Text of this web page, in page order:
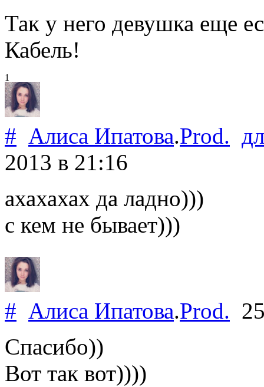
Так у него девушка еще
Кабель!
1
# Алиса Ипатова.Prod.
2013 в 21:16
ахахахах да ладно)))
с кем не бывает)))
# Алиса Ипатова.Prod.
Спасибо))
Вот так вот))))